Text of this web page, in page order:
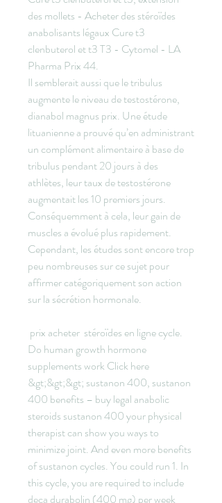
des mollets - Acheter des stéroïdes
anabolisants légaux Cure t3
clenbuterol et t3 T3 - Cytomel - LA
Pharma Prix 44.
Il semblerait aussi que le tribulus
augmente le niveau de testostérone,
dianabol magnus prix. Une étude
lituanienne a prouvé qu’en administrant
un complément alimentaire à base de
tribulus pendant 20 jours à des
athlètes, leur taux de testostérone
augmentait les 10 premiers jours.
Conséquemment à cela, leur gain de
muscles a évolué plus rapidement.
Cependant, les études sont encore trop
peu nombreuses sur ce sujet pour
affirmer catégoriquement son action
sur la sécrétion hormonale.
prix acheter  stéroïdes en ligne cycle.
Do human growth hormone
supplements work Click here
&gt;&gt;&gt; sustanon 400, sustanon
400 benefits – buy legal anabolic
steroids sustanon 400 your physical
therapist can show you ways to
minimize joint. And even more benefits
of sustanon cycles. You could run 1. In
this cycle, you are required to include
deca durabolin (400 mg) per week